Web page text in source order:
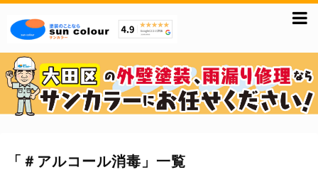
「 ＃アルコール消毒 」 一覧